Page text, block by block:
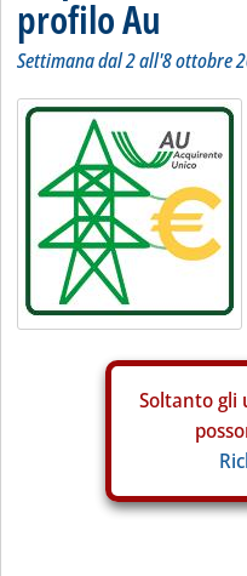
profilo Au
Settimana dal 2 all'8 ottobre
Soltanto gli